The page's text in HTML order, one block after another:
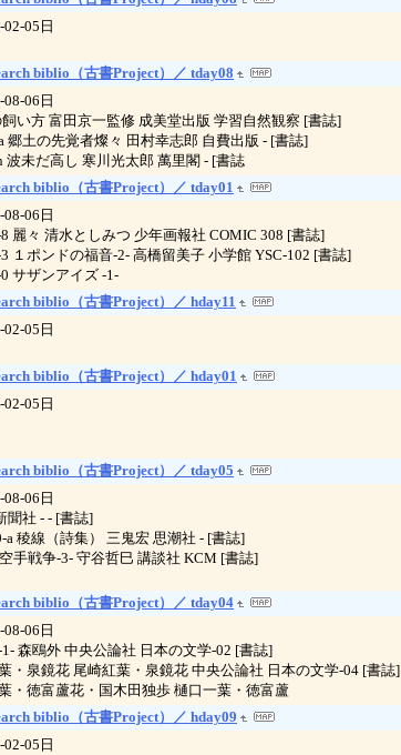
05日
biblio（古書Project）／ tday08
06日
い方 富田京一監修 成美堂出版 学習自然観察 [書誌]
郷土の先覚者燦々 田村幸志郎 自費出版 - [書誌]
波未だ高し 寒川光太郎 萬里閣 - [書誌
biblio（古書Project）／ tday01
06日
麗々 清水としみつ 少年画報社 COMIC 308 [書誌]
１ポンドの福音-2- 高橋留美子 小学館 YSC-102 [書誌]
サザンアイズ -1-
biblio（古書Project）／ hday11
05日
biblio（古書Project）／ hday01
05日
biblio（古書Project）／ tday05
06日
聞社 - - [書誌]
a 稜線（詩集） 三鬼宏 思潮社 - [書誌]
手戦争-3- 守谷哲巳 講談社 KCM [書誌]
biblio（古書Project）／ tday04
06日
森鴎外 中央公論社 日本の文学-02 [書誌]
・泉鏡花 尾崎紅葉・泉鏡花 中央公論社 日本の文学-04 [書誌]
・徳富蘆花・国木田独歩 樋口一葉・徳富蘆
biblio（古書Project）／ hday09
05日